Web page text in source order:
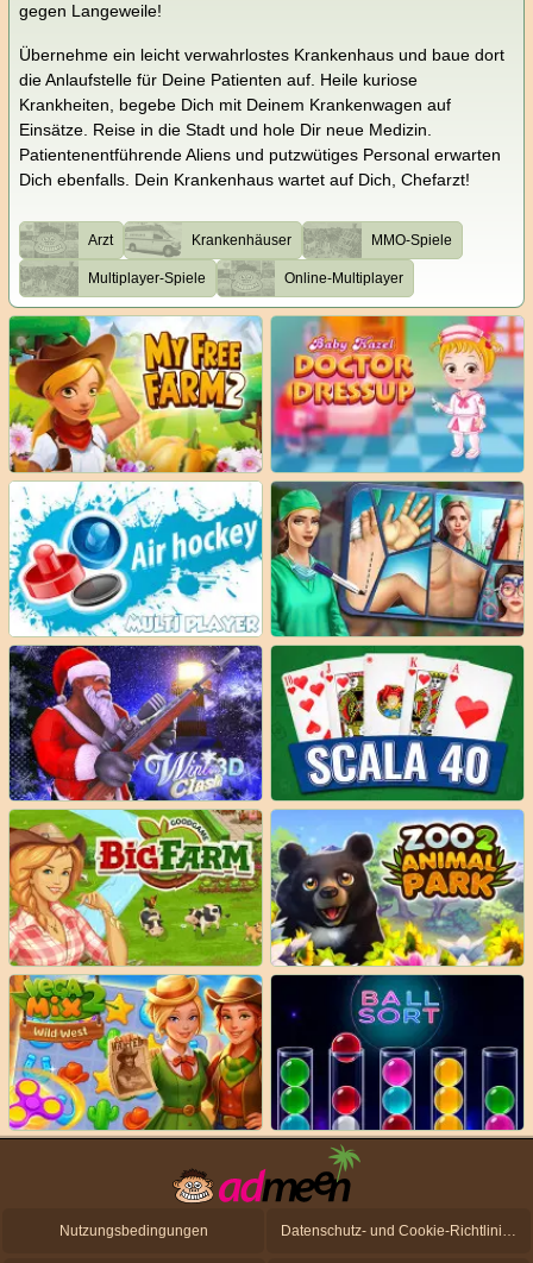
gegen Langeweile!
Übernehme ein leicht verwahrlostes Krankenhaus und baue dort
die Anlaufstelle für Deine Patienten auf. Heile kuriose
Krankheiten, begebe Dich mit Deinem Krankenwagen auf
Einsätze. Reise in die Stadt und hole Dir neue Medizin.
Patientenentführende Aliens und putzwütiges Personal erwarten
Dich ebenfalls. Dein Krankenhaus wartet auf Dich, Chefarzt!
Arzt Krankenhäuser MMO-Spiele
Multiplayer-Spiele Online-Multiplayer
Nutzungsbedingungen Datenschutz- und Cookie-Richtlinien